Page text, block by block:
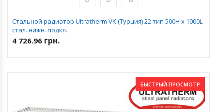
Стальной радиатор Ultratherm VK (Турция) 22 тип 500H x 1000L
стал. нижн. подкл.
4 726.96 грн.
БЫСТРЫЙ ПРОСМОТР